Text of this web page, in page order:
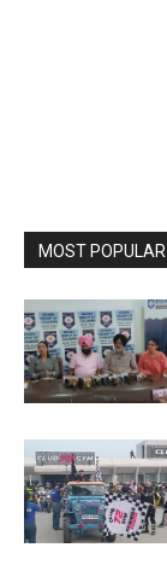
MOST POPULAR